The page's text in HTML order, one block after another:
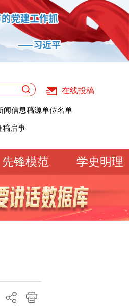
在线投稿
题的声明
闻信息稿源单位名单
题的声明
稿启事
稿启事
先锋模范
学史明理
文明实践